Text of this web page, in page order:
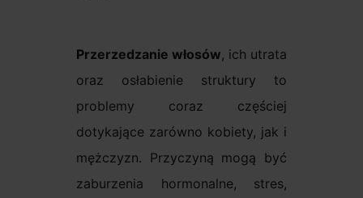
Przerzedzanie włosów, ich utrata
oraz osłabienie struktury to
problemy coraz częściej
dotykające zarówno kobiety, jak i
mężczyzn. Przyczyną mogą być
zaburzenia hormonalne, stres,